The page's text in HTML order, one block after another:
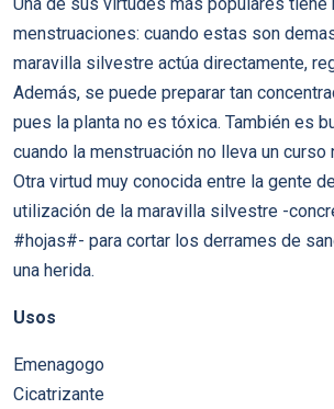
menstruaciones: cuando estas son
maravilla silvestre actúa directamente,
Además, se puede preparar tan
pues la planta no es tóxica. También es
cuando la menstruación no lleva un curso
Otra virtud muy conocida entre la gente
utilización de la maravilla silvestre -
#hojas#- para cortar los derrames de
una herida.
Usos
Emenagogo
Cicatrizante